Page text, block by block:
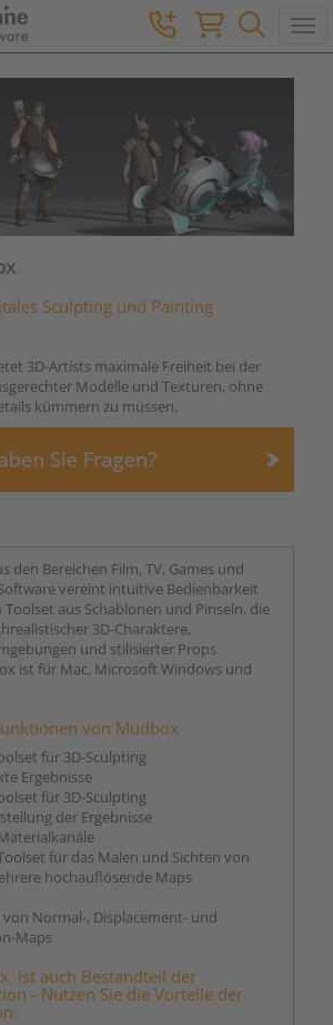
Sculpting und Painting
3D-Artists maximale Freiheit bei der
Modelle und Texturen, ohne
kümmern zu müssen.
den Bereichen Film, TV, Games und
vereint intuitive Bedienbarkeit
aus Schablonen und Pinseln, die
3D-Charaktere,
und stilisierter Props
ist für Mac, Microsoft Windows und
von Mudbox
für 3D-Sculpting
Ergebnisse
für 3D-Sculpting
der Ergebnisse
für das Malen und Sichten von
hochauflösende Maps
von Normal-, Displacement- und
Maps
ist auch Bestandteil der
- Nutzen Sie die Vorteile der